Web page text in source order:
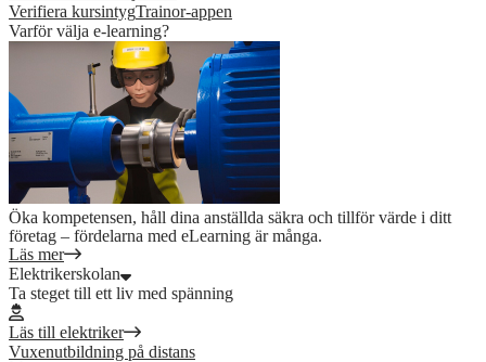
Verifiera kursintygTrainor-appen
Varför välja e-learning?
Öka kompetensen, håll dina anställda säkra och tillför värde i ditt
företag – fördelarna med eLearning är många.
Läs mer
Elektrikerskolan
Ta steget till ett liv med spänning
Läs till elektriker
Vuxenutbildning på distans